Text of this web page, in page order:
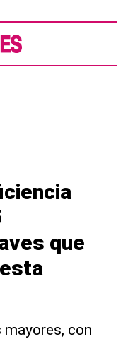
que
mayores, con